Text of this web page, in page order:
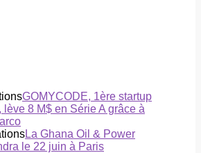
GOMYCODE, 1ère startup
lève 8 M$ en Série A grâce à
La Ghana Oil & Power
le 22 juin à Paris